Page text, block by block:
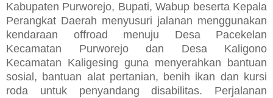
Kabupaten Purworejo, Bupati, Wabup beserta Kepala
Perangkat Daerah menyusuri jalanan menggunakan
kendaraan offroad menuju Desa Pacekelan
Kecamatan Purworejo dan Desa Kaligono
Kecamatan Kaligesing guna menyerahkan bantuan
sosial, bantuan alat pertanian, benih ikan dan kursi
roda untuk penyandang disabilitas. Perjalanan